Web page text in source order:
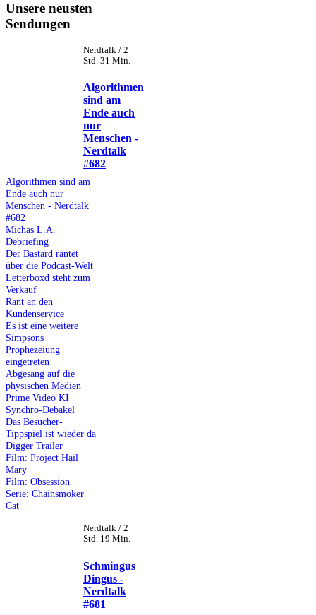
Unsere neusten
Sendungen
Nerdtalk / 2
Std. 31 Min.
Algorithmen
sind am
Ende auch
nur
Menschen -
Nerdtalk
#682
Algorithmen sind am
Ende auch nur
Menschen - Nerdtalk
#682
Michas L.A.
Debriefing
Der Bastard rantet
über die Podcast-Welt
Letterboxd steht zum
Verkauf
Rant an den
Kundenservice
Es ist eine weitere
Simpsons
Prophezeiung
eingetreten
Abgesang auf die
physischen Medien
Prime Video KI
Synchro-Debakel
Das Besucher-
Tippspiel ist wieder da
Digger Trailer
Film: Project Hail
Mary
Film: Obsession
Serie: Chainsmoker
Cat
Nerdtalk / 2
Std. 19 Min.
Schmingus
Dingus -
Nerdtalk
#681